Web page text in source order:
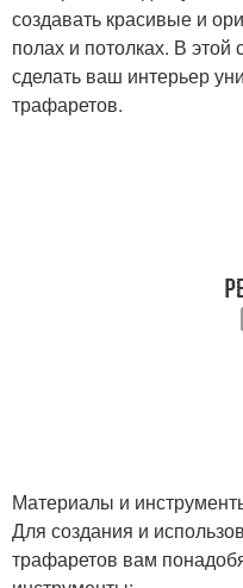
росписи
создавать красивые и
полах и потолках. В
сделать ваш интерьер
трафаретов.
Материалы и
Для создания и
трафаретов вам